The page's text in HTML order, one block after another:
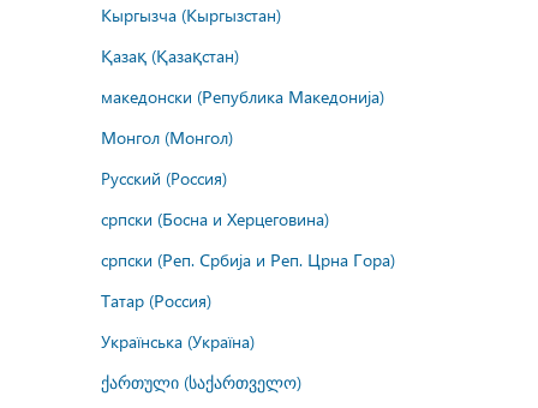
Кыргызча (Кыргызстан)
Қазақ (Қазақстан)
македонски (Република Македонија)
Монгол (Монгол)
Русский (Россия)
српски (Босна и Херцеговина)
српски (Реп. Србија и Реп. Црна Гора)
Татар (Россия)
Українська (Україна)
ქართული (საქართველო)